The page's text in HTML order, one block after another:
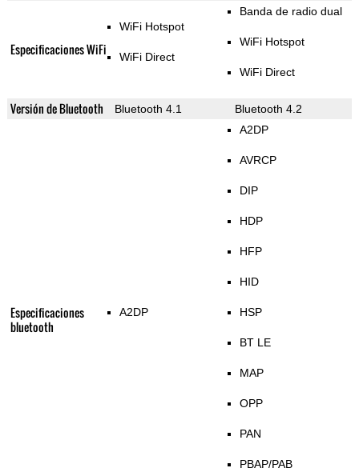
Especificaciones WiFi
WiFi Hotspot
WiFi Direct
Banda de radio dual
WiFi Hotspot
WiFi Direct
Versión de Bluetooth Bluetooth 4.1 Bluetooth 4.2
Especificaciones
bluetooth
A2DP
A2DP
AVRCP
DIP
HDP
HFP
HID
HSP
BT LE
MAP
OPP
PAN
PBAP/PAB